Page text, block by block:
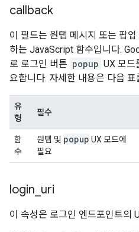
callback
이 필드는 원탭 메시지 또는 팝
하는 JavaScript 함수입니다.
로 로그인 버튼 popup UX 모드
요합니다. 자세한 내용은 다음 표
유
형
필수
함
수
원탭 및 popup UX 모드에
필요
login uri
이 속성은 로그인 엔드포인트의